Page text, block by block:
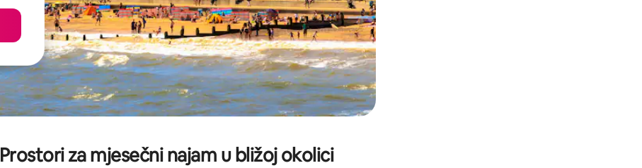
Prostori za mjesečni najam u bližoj okolici